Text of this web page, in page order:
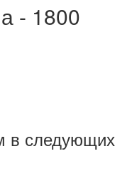
- 1800
в следующих